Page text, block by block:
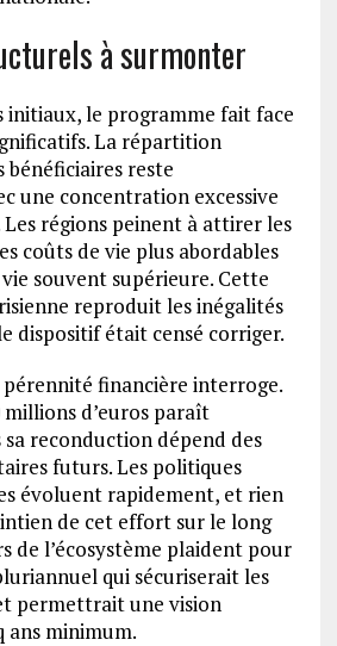
à surmonter
initiaux, le programme fait face
La répartition
bénéficiaires reste
une concentration excessive
régions peinent à attirer les
coûts de vie plus abordables
souvent supérieure. Cette
reproduit les inégalités
dispositif était censé corriger.
financière interroge.
d’euros paraît
sa reconduction dépend des
futurs. Les politiques
évoluent rapidement, et rien
de cet effort sur le long
de l’écosystème plaident pour
qui sécuriserait les
permettrait une vision
ans minimum.